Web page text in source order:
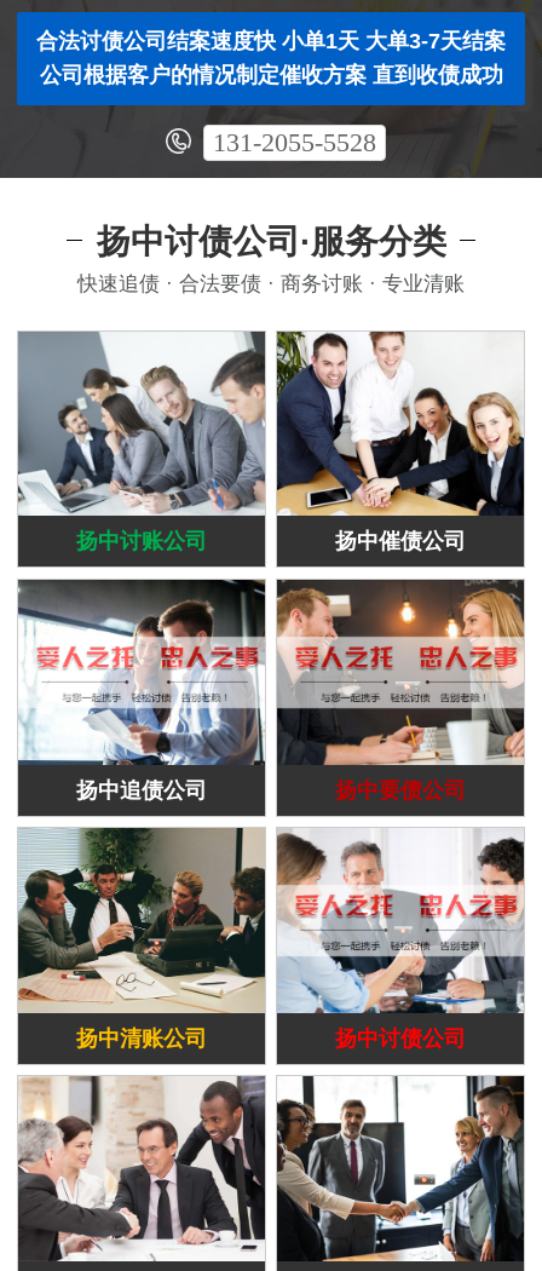
合法讨债公司结案速度快 小单1天 大单3-7天结案
公司根据客户的情况制定催收方案 直到收债成功
131-2055-5528
扬中讨债公司·服务分类
快速追债 · 合法要债 · 商务讨账 · 专业清账
扬中讨账公司 扬中催债公司
扬中追债公司 扬中要债公司
扬中清账公司 扬中讨债公司